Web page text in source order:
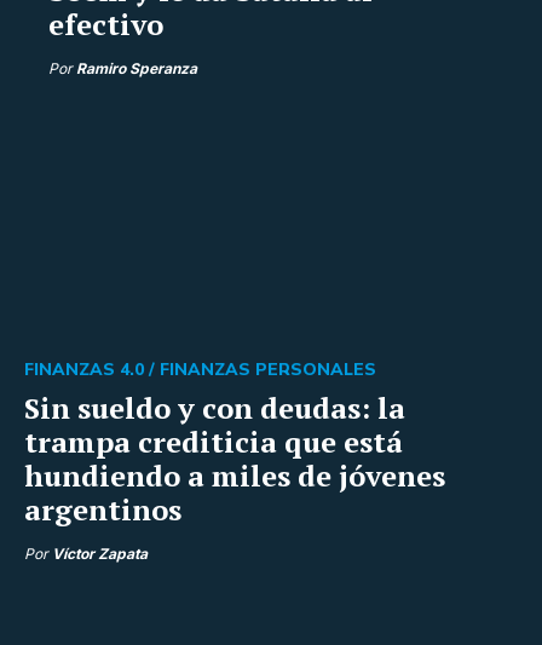
efectivo
Por Ramiro Speranza
Sin sueldo y con deudas: la
trampa crediticia que está
hundiendo a miles de jóvenes
argentinos
FINANZAS 4.0 / FINANZAS PERSONALES
Por Víctor Zapata